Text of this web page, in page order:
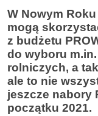
W Nowym
mogą
z budżetu
do wyboru
rolniczych, a
ale to nie
jeszcze nabory
początku 2021.